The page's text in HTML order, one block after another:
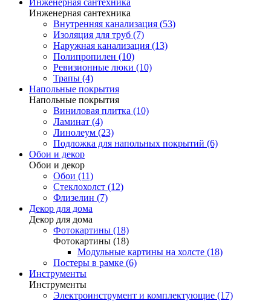
Инженерная сантехника
Внутренняя канализация (53)
Изоляция для труб (7)
Наружная канализация (13)
Полипропилен (10)
Ревизионные люки (10)
Трапы (4)
Напольные покрытия
Напольные покрытия
Виниловая плитка (10)
Ламинат (4)
Линолеум (23)
Подложка для напольных покрытий (6)
Обои и декор
Обои и декор
Обои (11)
Стеклохолст (12)
Флизелин (7)
Декор для дома
Декор для дома
Фотокартины (18)
Фотокартины (18)
Модульные картины на холсте (18)
Постеры в рамке (6)
Инструменты
Инструменты
Электроинструмент и комплектующие (17)